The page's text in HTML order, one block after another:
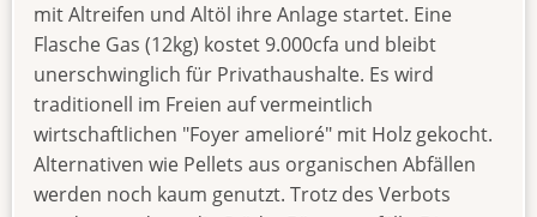
mit Altreifen und Altöl ihre Anlage startet. Eine
Flasche Gas (12kg) kostet 9.000cfa und bleibt
unerschwinglich für Privathaushalte. Es wird
traditionell im Freien auf vermeintlich
wirtschaftlichen "Foyer amelioré" mit Holz gekocht.
Alternativen wie Pellets aus organischen Abfällen
werden noch kaum genutzt. Trotz des Verbots